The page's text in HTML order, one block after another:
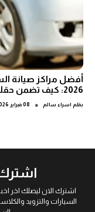
أفضل مراكز صيانة
2026: كيف تضمن حقك؟
بقلم اسراء سالم ● 08 فبراير 2026
اشترك
اشترك الان ليصلك اخر
السيارات والتزويد